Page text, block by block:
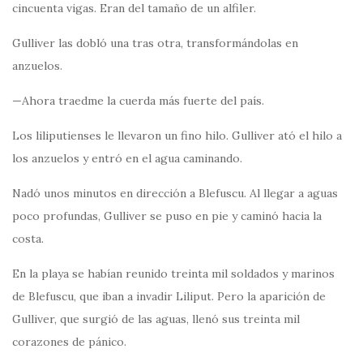
cincuenta vigas. Eran del tamaño de un alfiler.
Gulliver las dobló una tras otra, transformándolas en
anzuelos.
—Ahora traedme la cuerda más fuerte del país.
Los liliputienses le llevaron un fino hilo. Gulliver ató el hilo a
los anzuelos y entró en el agua caminando.
Nadó unos minutos en dirección a Blefuscu. Al llegar a aguas
poco profundas, Gulliver se puso en pie y caminó hacia la
costa.
En la playa se habían reunido treinta mil soldados y marinos
de Blefuscu, que iban a invadir Liliput. Pero la aparición de
Gulliver, que surgió de las aguas, llenó sus treinta mil
corazones de pánico.